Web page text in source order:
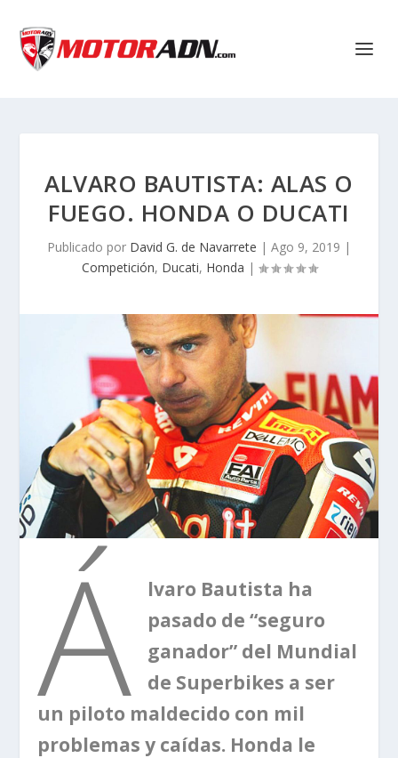
ALVARO BAUTISTA: ALAS O
FUEGO. HONDA O DUCATI
Publicado por David G. de Navarrete | Ago 9, 2019 |
Competición, Ducati, Honda |
Á
lvaro Bautista ha
pasado de “seguro
ganador” del Mundial
de Superbikes a ser
un piloto maldecido con mil
problemas y caídas. Honda le